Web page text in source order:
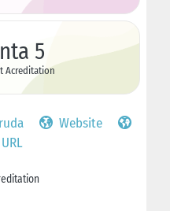
5
Acreditation
Website